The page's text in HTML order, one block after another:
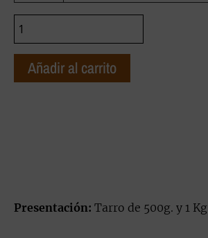
Añadir al carrito
Presentación: Tarro de 500g. y 1 Kg